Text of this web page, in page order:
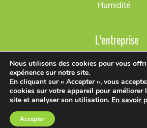
Humidité
L'entreprise
Réalisations
Conseils
Actualités
Nous utilisons des cookies pour vous
expérience sur notre site.
En cliquant sur « Accepter », vous
cookies sur votre appareil pour améliorer
site et analyser son utilisation. En savoir
Accepter